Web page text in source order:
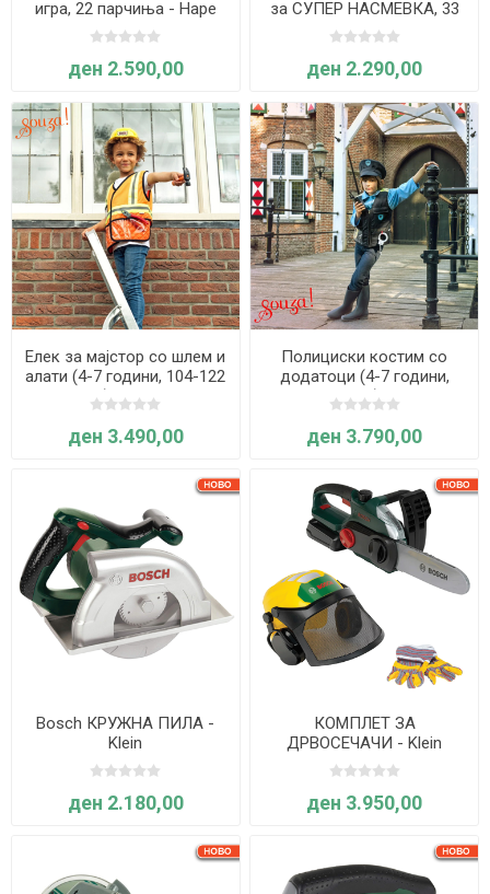
игра, 22 парчиња - Hape
ден 2.590,00
за СУПЕР НАСМЕВКА, 33
парчиња - Hape
ден 2.290,00
Елек за мајстор со шлем и
алати (4-7 години, 104-122
cm) - Souza
ден 3.490,00
Полициски костим со
додатоци (4-7 години,
104-122 cm) - Souza
ден 3.790,00
Bosch КРУЖНА ПИЛА -
Klein
ден 2.180,00
КОМПЛЕТ ЗА
ДРВОСЕЧАЧИ - Klein
ден 3.950,00